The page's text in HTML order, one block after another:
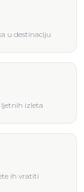
u destinaciju
izleta
ih vratiti